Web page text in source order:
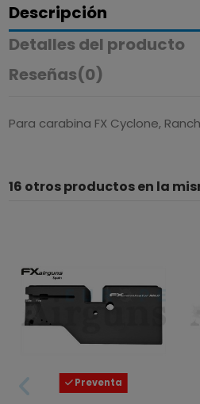
Descripción
Detalles del producto
Reseñas(0)
Para carabina FX Cyclone,
16 otros productos en la
Preventa